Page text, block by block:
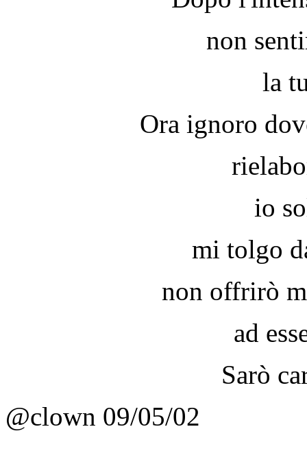
non
la
Ora ignoro
io
mi tolgo
non offrirò
ad
Sarò
@clown 09/05/02